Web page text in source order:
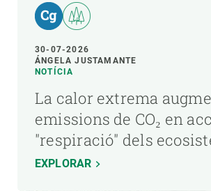
30-07-2026
ÁNGELA JUSTAMANTE
NOTÍCIA
La calor extrema
emissions de CO₂ en
"respiració" dels
EXPLORAR